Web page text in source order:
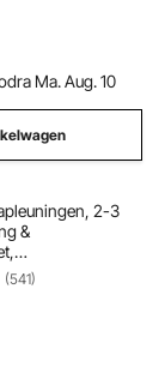
Ma. Aug. 10
2-3
&
met montageset,
terrasleuning,
(541)